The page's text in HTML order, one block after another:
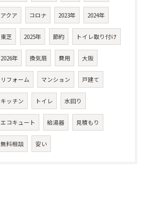
アクア コロナ 2023年 2024年
東芝 2025年 節約 トイレ取り付け
2026年 換気扇 費用 大阪
リフォーム マンション 戸建て
キッチン トイレ 水回り
エコキュート 給湯器 見積もり
無料相談 安い